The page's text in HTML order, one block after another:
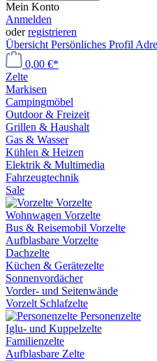
Mein Konto
Anmelden
oderregistrieren
Übersicht Persönliches Profil
0,00 €*
Zelte
Markisen
Campingmöbel
Outdoor & Freizeit
Grillen & Haushalt
Gas & Wasser
Kühlen & Heizen
Elektrik & Multimedia
Fahrzeugtechnik
Sale
Vorzelte
Wohnwagen Vorzelte
Bus & Reisemobil Vorzelte
Aufblasbare Vorzelte
Dachzelte
Küchen & Gerätezelte
Sonnenvordächer
Vorder- und Seitenwände
Vorzelt Schlafzelte
Personenzelte
Iglu- und Kuppelzelte
Familienzelte
Aufblasbare Zelte